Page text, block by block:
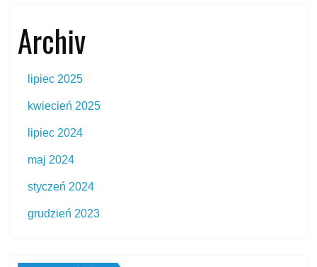
Archiv
lipiec 2025
kwiecień 2025
lipiec 2024
maj 2024
styczeń 2024
grudzień 2023